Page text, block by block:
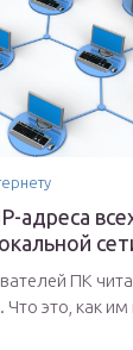
адреса
ПК
это, как им